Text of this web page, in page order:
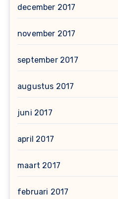
december 2017
november 2017
september 2017
augustus 2017
juni 2017
april 2017
maart 2017
februari 2017